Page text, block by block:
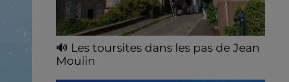
🔊 Les toursites dans les pas de Jean
Moulin